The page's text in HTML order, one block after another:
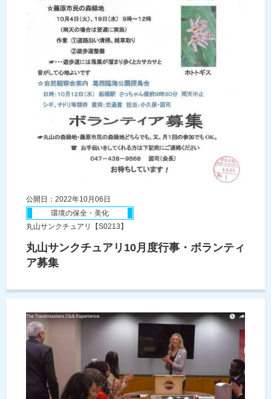
公開日：2022年10月06日
環境の保全・美化
丸山サンクチュアリ【S0213】
丸山サンクチュアリ10月度行事・ボランティ
ア募集